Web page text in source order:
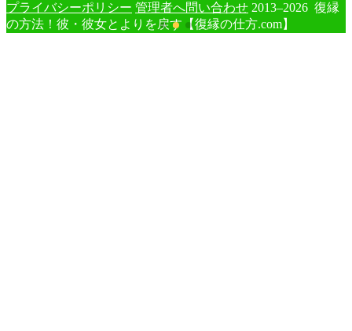
プライバシーポリシー 管理者へ問い合わせ 2013–2026 復縁
の方法！彼・彼女とよりを戻す【復縁の仕方.com】